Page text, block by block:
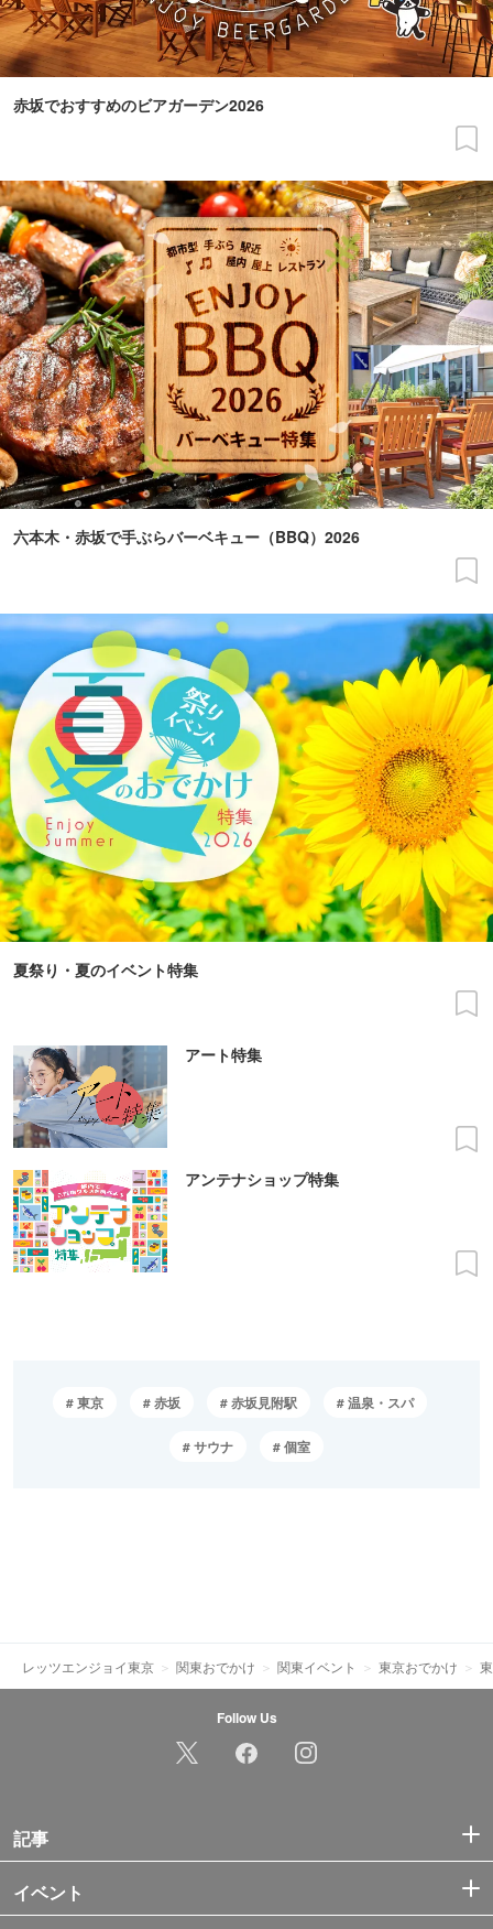
赤坂でおすすめのビアガーデン2026
六本木・赤坂で手ぶらバーベキュー（BBQ）2026
夏祭り・夏のイベント特集
アート特集
アンテナショップ特集
東京 赤坂 赤坂見附駅 温泉・スパ
サウナ 個室
レッツエンジョイ東京 関東おでかけ 関東イベント 東京おでかけ
Follow Us
記事
イベント